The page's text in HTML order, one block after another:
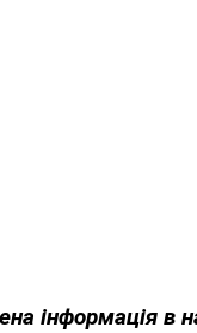
інформація в